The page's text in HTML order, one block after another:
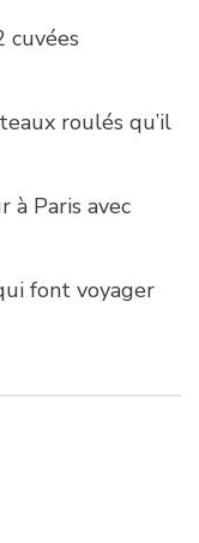
cuvées
roulés qu’il
à Paris avec
font voyager